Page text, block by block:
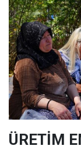
ÜRETİM